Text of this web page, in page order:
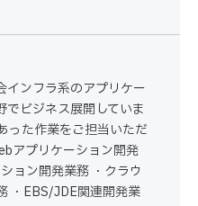
インフラ系のアプリケー
でビジネス展開していま
った作業をご担当いただ
アプリケーション開発
ョン開発業務 ・クラウ
・EBS/JDE関連開発業